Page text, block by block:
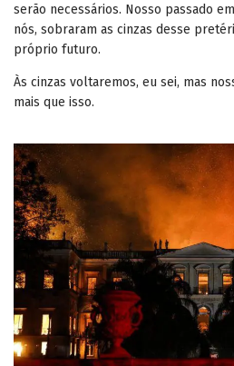
serão necessários. Nosso passado
nós, sobraram as cinzas desse
próprio futuro.
Às cinzas voltaremos, eu sei, mas
mais que isso.